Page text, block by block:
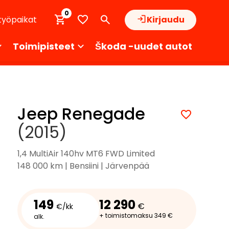
Kirjaudu
0
Toimipisteet Škoda -uudet autot
Jeep Renegade
(2015)
1,4 MultiAir 140hv MT6 FWD Limited
148 000 km | Bensiini | Järvenpää
149 €/kk
alk.
12 290 €
+ toimistomaksu 349 €